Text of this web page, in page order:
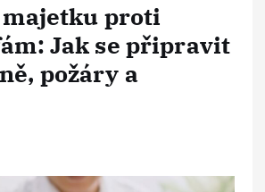
proti
Jak se připravit
požáry a